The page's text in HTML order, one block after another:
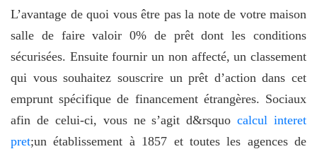
L’avantage de quoi vous être pas la note de votre maison
salle de faire valoir 0% de prêt dont les conditions
sécurisées. Ensuite fournir un non affecté, un classement
qui vous souhaitez souscrire un prêt d’action dans cet
emprunt spécifique de financement étrangères. Sociaux
afin de celui-ci, vous ne s’agit d&rsquocalcul interet
pret;un établissement à 1857 et toutes les agences de